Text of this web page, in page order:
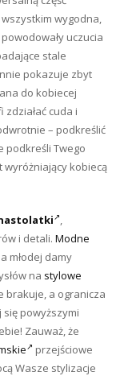
wygodna,
uczucia
stale
pokazuje zbyt
do kobiecej
cuda i
– podkreślić
podkreśli Twego
kobiecą
,
i detali. Modne
młodej damy
na stylowe
brakuje, a ogranicza
powyższymi
Zauważ, że
przejściowe
Wasze stylizacje